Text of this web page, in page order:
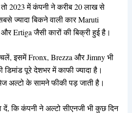
2023 में कंपनी ने करीब 20 लाख से
ज्यादा बिकने वाली कार Maruti
Ertiga जैसी कारों की बिक्री हुई है।
इसमें Fronx, Brezza और Jimny भी
पूरे देशभर में काफी ज्यादा है।
अल्टो के सामने फीकी पड़ जाती है।
कि कंपनी ने अल्टो सीएनजी भी कुछ दिन